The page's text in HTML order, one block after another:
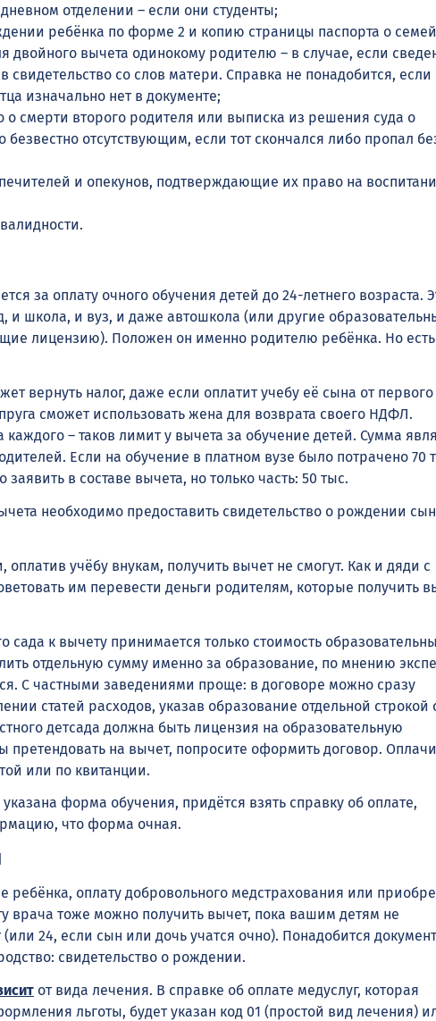
отделении – если они студенты;
ребёнка по форме 2 и копию страницы паспорта о
двойного вычета одинокому родителю – в случае, если
свидетельство со слов матери. Справка не понадобится, если
изначально нет в документе;
о смерти второго родителя или выписка из решения суда о
безвестно отсутствующим, если тот скончался либо пропал
и опекунов, подтверждающие их право на
за оплату очного обучения детей до 24-летнего возраста.
и школа, и вуз, и даже автошкола (или другие
лицензию). Положен он именно родителю ребёнка. Но есть
вернуть налог, даже если оплатит учебу её сына от первого
сможет использовать жена для возврата своего НДФЛ.
каждого – таков лимит у вычета за обучение детей. Сумма
Если на обучение в платном вузе было потрачено 70
в составе вычета, но только часть: 50 тыс.
необходимо предоставить свидетельство о рождении
учёбу внукам, получить вычет не смогут. Как и дяди с
им перевести деньги родителям, которые получить
сада к вычету принимается только стоимость
отдельную сумму именно за образование, по мнению
С частными заведениями проще: в договоре можно сразу
статей расходов, указав образование отдельной строкой
детсада должна быть лицензия на образовательную
претендовать на вычет, попросите оформить договор.
или по квитанции.
форма обучения, придётся взять справку об оплате,
что форма очная.
ребёнка, оплату добровольного медстрахования или
врача тоже можно получить вычет, пока вашим детям не
(или 24, если сын или дочь учатся очно). Понадобится
свидетельство о рождении.
от вида лечения. В справке об оплате медуслуг, которая
льготы, будет указан код 01 (простой вид лечения)